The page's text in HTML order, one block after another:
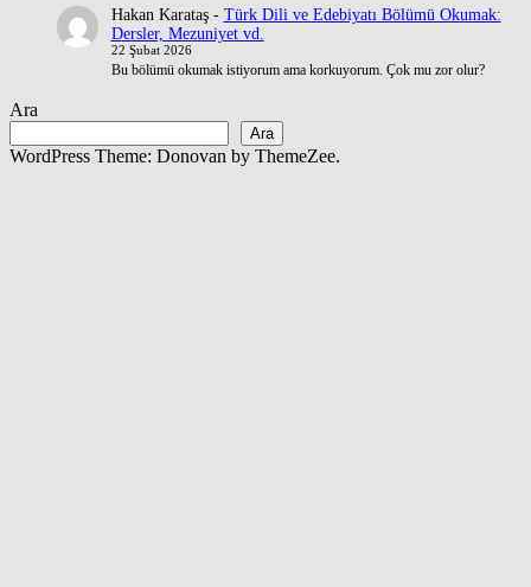
Hakan Karataş- Türk Dili ve Edebiyatı Bölümü Okumak:
Dersler, Mezuniyet vd.
22 Şubat 2026
Bu bölümü okumak istiyorum ama korkuyorum. Çok mu zor olur?
Ara
Ara
WordPress Theme: Donovan by ThemeZee.